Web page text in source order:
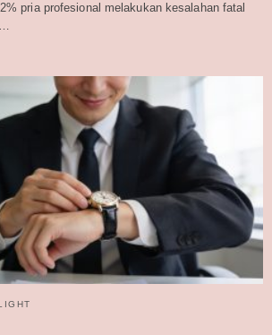
pria profesional melakukan kesalahan fatal